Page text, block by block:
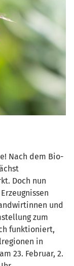
Nach dem Bio-
Doch nun
und
zum
funktioniert,
in
23. Februar, 2.